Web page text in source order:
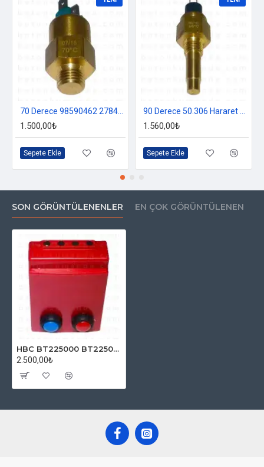
1.500,00₺
Sepete Ekle
1.560,00₺
Sepete Ekle
SON GÖRÜNTÜLENENLER EN ÇOK GÖRÜNTÜLENEN
HBC BT225000 BT225001 Test Bataryası (Boom Hız Ayar Bataryası)
2.500,00₺